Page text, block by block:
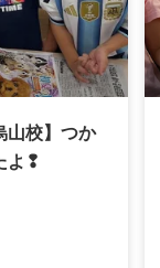
山校】つか
よ❢